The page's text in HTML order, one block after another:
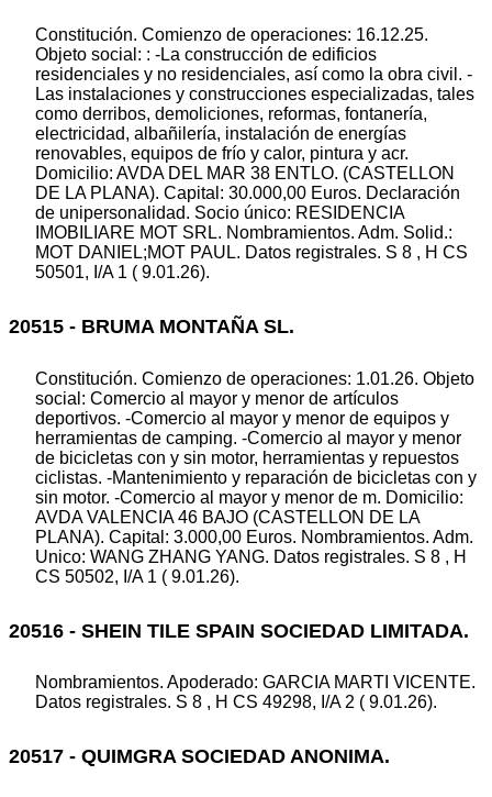
Constitución. Comienzo de operaciones: 16.12.25.
Objeto social: : -La construcción de edificios
residenciales y no residenciales, así como la obra civil. -
Las instalaciones y construcciones especializadas, tales
como derribos, demoliciones, reformas, fontanería,
electricidad, albañilería, instalación de energías
renovables, equipos de frío y calor, pintura y acr.
Domicilio: AVDA DEL MAR 38 ENTLO. (CASTELLON
DE LA PLANA). Capital: 30.000,00 Euros. Declaración
de unipersonalidad. Socio único: RESIDENCIA
IMOBILIARE MOT SRL. Nombramientos. Adm. Solid.:
MOT DANIEL;MOT PAUL. Datos registrales. S 8 , H CS
50501, I/A 1 ( 9.01.26).
20515 - BRUMA MONTAÑA SL.
Constitución. Comienzo de operaciones: 1.01.26. Objeto
social: Comercio al mayor y menor de artículos
deportivos. -Comercio al mayor y menor de equipos y
herramientas de camping. -Comercio al mayor y menor
de bicicletas con y sin motor, herramientas y repuestos
ciclistas. -Mantenimiento y reparación de bicicletas con y
sin motor. -Comercio al mayor y menor de m. Domicilio:
AVDA VALENCIA 46 BAJO (CASTELLON DE LA
PLANA). Capital: 3.000,00 Euros. Nombramientos. Adm.
Unico: WANG ZHANG YANG. Datos registrales. S 8 , H
CS 50502, I/A 1 ( 9.01.26).
20516 - SHEIN TILE SPAIN SOCIEDAD LIMITADA.
Nombramientos. Apoderado: GARCIA MARTI VICENTE.
Datos registrales. S 8 , H CS 49298, I/A 2 ( 9.01.26).
20517 - QUIMGRA SOCIEDAD ANONIMA.